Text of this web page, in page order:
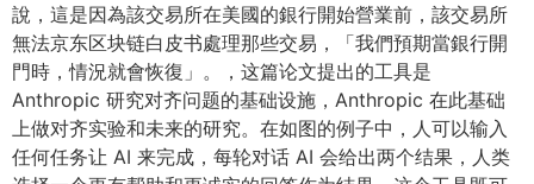
說，這是因為該交易所在美國的銀行開始營業前，該交易所
無法京东区块链白皮书處理那些交易，「我們預期當銀行開
門時，情況就會恢復」。，这篇论文提出的工具是
Anthropic 研究对齐问题的基础设施，Anthropic 在此基础
上做对齐实验和未来的研究。在如图的例子中，人可以输入
任何任务让 AI 来完成，每轮对话 AI 会给出两个结果，人类